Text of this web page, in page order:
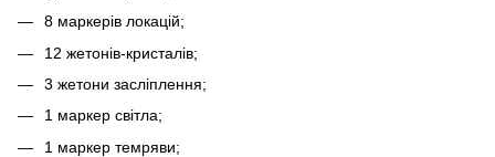
8 маркерів локацій;
12 жетонів-кристалів;
3 жетони засліплення;
1 маркер світла;
1 маркер темряви;